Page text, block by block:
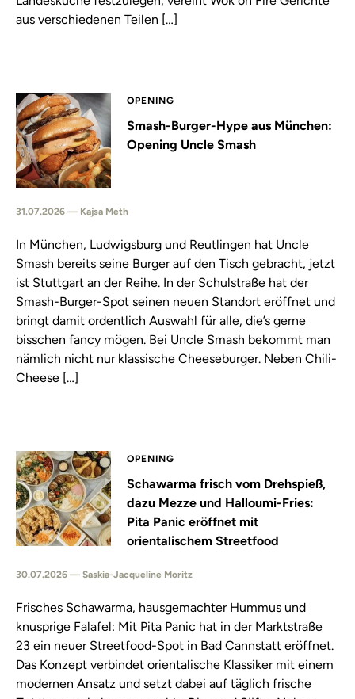
aus verschiedenen Teilen […]
OPENING
Smash-Burger-Hype aus München:
Opening Uncle Smash
31.07.2026 — Kajsa Meth
In München, Ludwigsburg und Reutlingen hat Uncle
Smash bereits seine Burger auf den Tisch gebracht, jetzt
ist Stuttgart an der Reihe. In der Schulstraße hat der
Smash-Burger-Spot seinen neuen Standort eröffnet und
bringt damit ordentlich Auswahl für alle, die’s gerne
bisschen fancy mögen. Bei Uncle Smash bekommt man
nämlich nicht nur klassische Cheeseburger. Neben Chili-
Cheese […]
OPENING
Schawarma frisch vom Drehspieß,
dazu Mezze und Halloumi-Fries:
Pita Panic eröffnet mit
orientalischem Streetfood
30.07.2026 — Saskia-Jacqueline Moritz
Frisches Schawarma, hausgemachter Hummus und
knusprige Falafel: Mit Pita Panic hat in der Marktstraße
23 ein neuer Streetfood-Spot in Bad Cannstatt eröffnet.
Das Konzept verbindet orientalische Klassiker mit einem
modernen Ansatz und setzt dabei auf täglich frische